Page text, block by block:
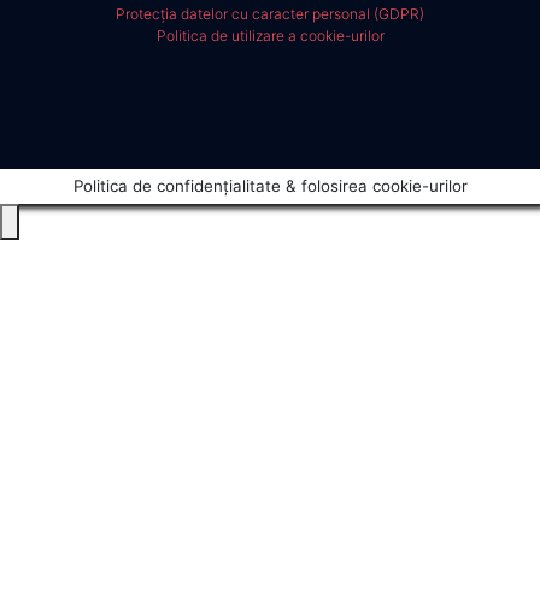
Protecția datelor cu caracter personal (GDPR)
Politica de utilizare a cookie-urilor
Politica de confidențialitate & folosirea cookie-urilor